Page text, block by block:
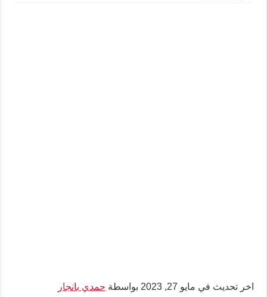
اخر تحديث في مايو 27, 2023 بواسطة حمدي بانجار